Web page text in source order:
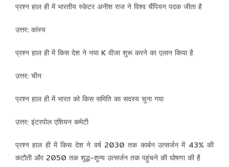
प्रश्न हाल ही में भारतीय स्केटर अनीश राज ने विश्व चैंपियन पदक जीता है
उत्तर: कांस्य
प्रश्न हाल ही में किस देश ने नया K वीजा शुरू करने का एलान किया है
उत्तर: चीन
प्रश्न हाल ही में भारत को किस समिति का सदस्य चुना गया
उत्तर: इंटरपोल एशियन कमेटी
प्रश्न हाल ही में किस देश ने वर्ष 2030 तक कार्बन उत्सर्जन में 43% की
कटौती और 2050 तक शुद्ध-शून्य उत्सर्जन तक पहुंचने की घोषणा की है